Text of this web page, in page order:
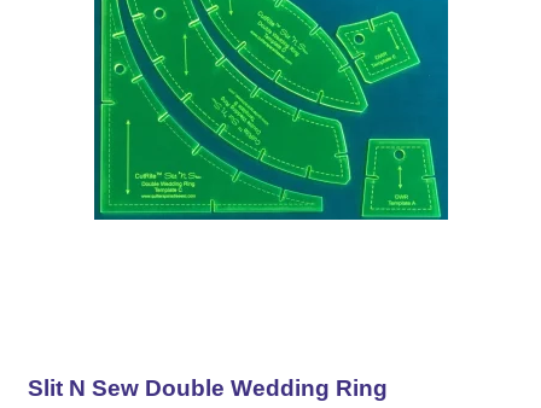
Slit N Sew Double Wedding Ring